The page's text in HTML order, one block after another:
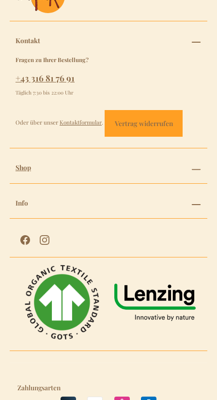
Kontakt
Fragen zu Ihrer Bestellung?
+43 316 81 76 91
Täglich 7:30 bis 22:00 Uhr
Oder über unser Kontaktformular. Vertrag widerrufen
Shop
Info
Zahlungsarten